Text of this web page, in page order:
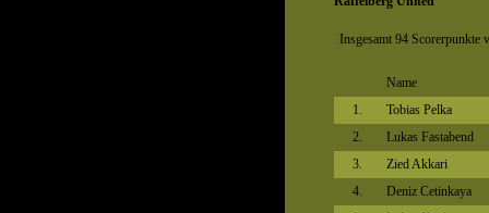
Insgesamt 94 Scorerpunkte
Name
1.
Tobias Pelka
2.
Lukas Fastabend
3.
Zied Akkari
4.
Deniz Cetinkaya